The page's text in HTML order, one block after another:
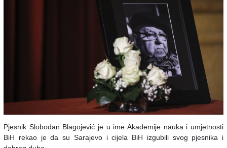
Pjesnik Slobodan Blagojević je u ime Akademije nauka i umjetnosti
BiH rekao je da su Sarajevo i cijela BiH izgubili svog pjesnika i